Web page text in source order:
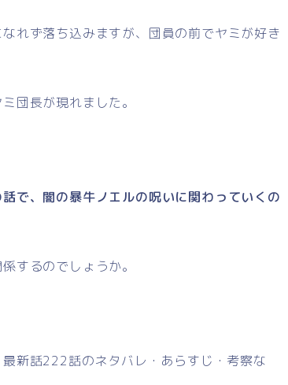
れず落ち込みますが、団員の前でヤミが好き
団長が現れました。
で、闇の暴牛ノエルの呪いに関わっていくの
するのでしょうか。
新話222話のネタバレ・あらすじ・考察な